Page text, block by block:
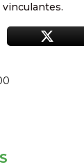
vinculantes.